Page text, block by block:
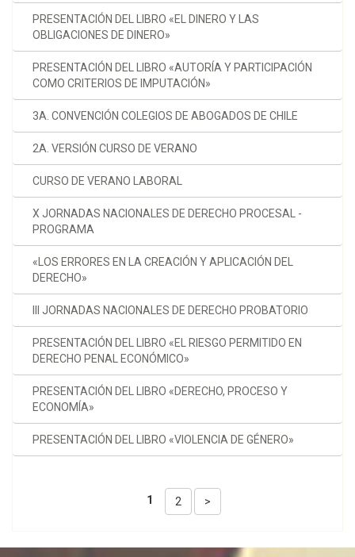
PRESENTACIÓN DEL LIBRO «EL DINERO Y LAS
OBLIGACIONES DE DINERO»
PRESENTACIÓN DEL LIBRO «AUTORÍA Y PARTICIPACIÓN
COMO CRITERIOS DE IMPUTACIÓN»
3A. CONVENCIÓN COLEGIOS DE ABOGADOS DE CHILE
2A. VERSIÓN CURSO DE VERANO
CURSO DE VERANO LABORAL
X JORNADAS NACIONALES DE DERECHO PROCESAL -
PROGRAMA
«LOS ERRORES EN LA CREACIÓN Y APLICACIÓN DEL
DERECHO»
III JORNADAS NACIONALES DE DERECHO PROBATORIO
PRESENTACIÓN DEL LIBRO «EL RIESGO PERMITIDO EN
DERECHO PENAL ECONÓMICO»
PRESENTACIÓN DEL LIBRO «DERECHO, PROCESO Y
ECONOMÍA»
PRESENTACIÓN DEL LIBRO «VIOLENCIA DE GÉNERO»
1 2 >